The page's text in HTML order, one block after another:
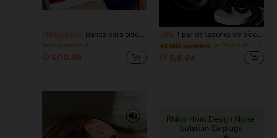
-10% ¡Últimos 3 días
Banda para oídos de natación ajustable, diadema transpirable, envolvente para cubrir oídos, gorros para adultos, verano, playa, lago, baño
Solo quedan 9
S/10.99
-3% 1 par de tapones de oído reutilizables súper cómodos y a prueba de ruido, incluye 2 pares de puntas de repuesto, aptos para dormir, concentración profunda, viajes, sensibilidad al ruido y protección auditiva
#5 Más vendidos en Protección auditiva
S/6.94